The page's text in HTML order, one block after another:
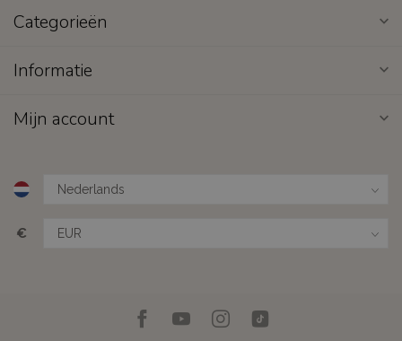
Categorieën
Informatie
Mijn account
€